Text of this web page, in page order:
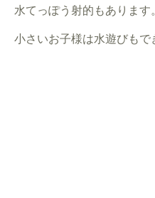
水てっぽう射的もあります
小さいお子様は水遊びもで